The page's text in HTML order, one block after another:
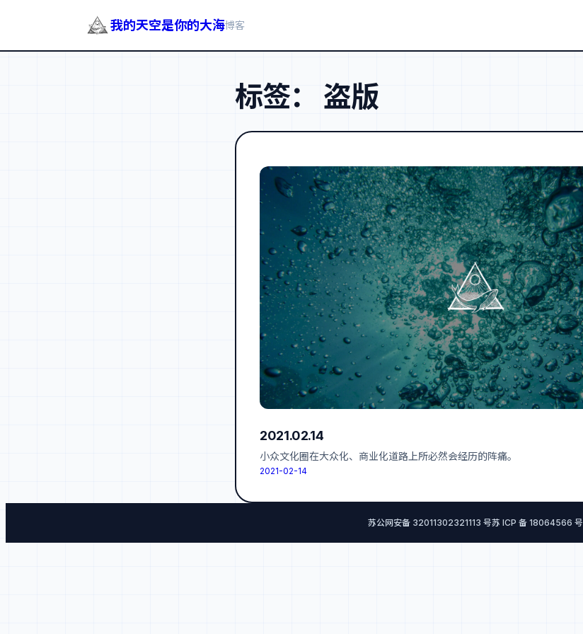
我的天空是你的大海博客
标签： 盗版
2021.02.14
小众文化圈在大众化、商业化道路上所必然会经历的阵痛。
2021-02-14
苏公网安备 32011302321113 号苏 ICP 备 18064566 号